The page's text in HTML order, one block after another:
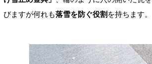
びますが何れも落雪を防ぐ役割 を持ちます。